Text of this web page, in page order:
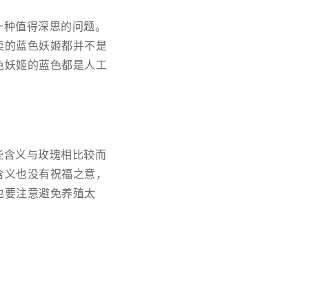
值得深思的问题。
蓝色妖姬都并不是
姬的蓝色都是人工
义与玫瑰相比较而
也没有祝福之意，
注意避免养殖太